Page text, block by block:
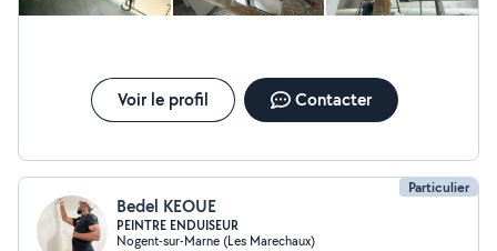
Voir le profil Contacter
Particulier
Bedel KEOUE
PEINTRE ENDUISEUR
Nogent-sur-Marne (Les Marechaux)